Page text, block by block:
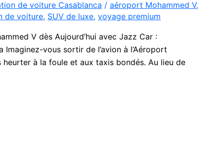
de voiture Casablanca / aéroport Mohammed V,
de voiture, SUV de luxe, voyage premium
V dès Aujourd’hui avec Jazz Car :
Imaginez-vous sortir de l’avion à l’Aéroport
à la foule et aux taxis bondés. Au lieu de